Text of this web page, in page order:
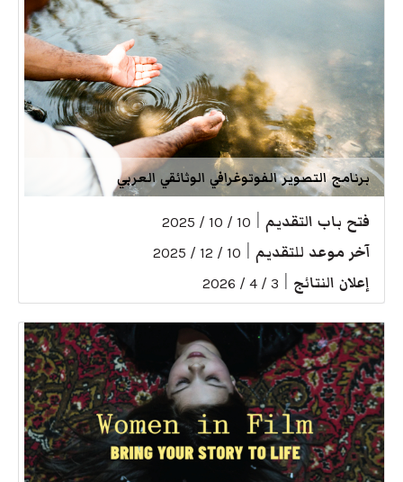
برنامج التصوير الفوتوغرافي الوثائقي العربي
فتح باب التقديم 10 / 10 / 2025
آخر موعد للتقديم 10 / 12 / 2025
إعلان النتائج 3 / 4 / 2026